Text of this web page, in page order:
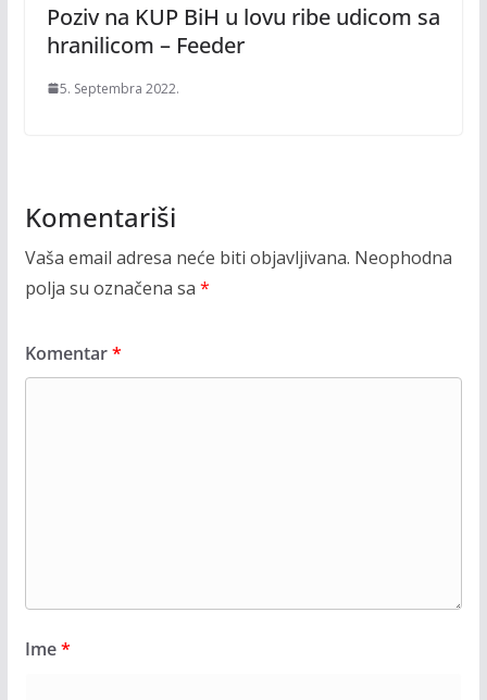
Poziv na KUP BiH u lovu ribe udicom sa
hranilicom – Feeder
5. Septembra 2022.
Komentariši
Vaša email adresa neće biti objavljivana. Neophodna
polja su označena sa *
Komentar*
Ime*